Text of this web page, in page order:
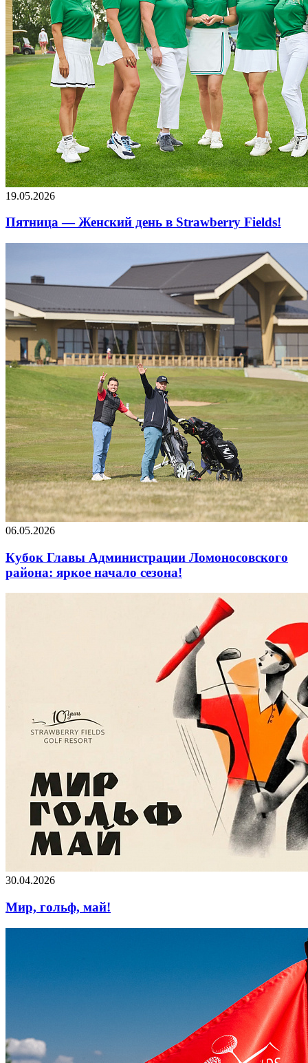
19.05.2026
Пятница — Женский день в Strawberry Fields!
06.05.2026
Кубок Главы Администрации Ломоносовского
района: яркое начало сезона!
30.04.2026
Мир, гольф, май!